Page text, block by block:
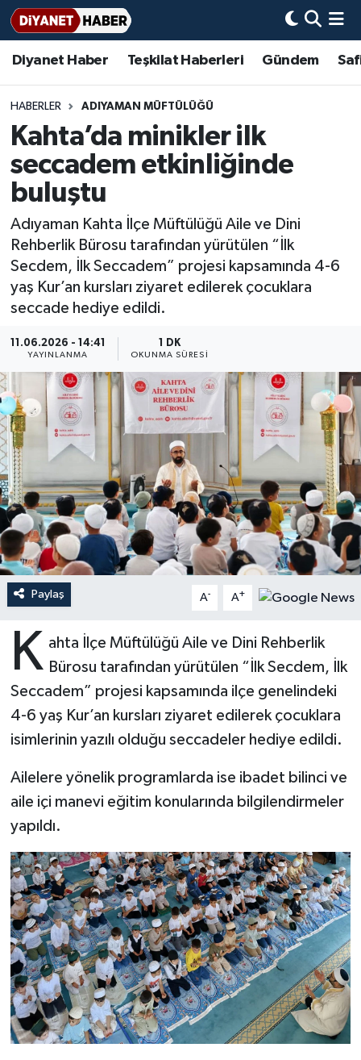
Diyanet Haber Teşkilat Haberleri Gündem
HABERLER ADIYAMAN MÜFTÜLÜĞÜ
Kahta’da minikler ilk
seccadem etkinliğinde
buluştu
Adıyaman Kahta İlçe Müftülüğü Aile ve Dini
Rehberlik Bürosu tarafından yürütülen “İlk
Secdem, İlk Seccadem” projesi kapsamında 4-6
yaş Kur’an kursları ziyaret edilerek çocuklara
seccade hediye edildi.
11.06.2026 - 14:41
YAYINLANMA
1 DK
OKUNMA SÜRESI
Paylaş A- A+
K ahta İlçe Müftülüğü Aile ve Dini Rehberlik
Bürosu tarafından yürütülen “İlk Secdem, İlk
Seccadem” projesi kapsamında ilçe genelindeki
4-6 yaş Kur’an kursları ziyaret edilerek çocuklara
isimlerinin yazılı olduğu seccadeler hediye edildi.
Ailelere yönelik programlarda ise ibadet bilinci ve
aile içi manevi eğitim konularında bilgilendirmeler
yapıldı.
Diyanet Haber
Teşkilat Haberleri
Adana Müftülüğü
Adıyaman Müftülüğü
Afyonkarahisar Müftülüğü
Ağrı Müftülüğü
Aksaray Müftülüğü
Amasya Müftülüğü
Ankara Müftülüğü
Antalya Müftülüğü
Ardahan Müftülüğü
Artvin Müftülüğü
Aydın Müftülüğü
Balıkesir Müftülüğü
Bartın Müftülüğü
Batman Müftülüğü
Bayburt Müftülüğü
Bingöl Müftülüğü
Bolu Müftülüğü
Bursa Müftülüğü
Çanakkale Müftülüğü
Çankırı Müftülüğü
Çorum Müftülüğü
Denizli Müftülüğü
Gündem
#Keşfet
Bir Ayet
Bir Hikaye
Biyografiler
Dini kavramlar
Diyanet Bilgi
Diyanet Takvimi
Dualar
Hadislerle İslam
Kudüs
Kurban
Peygamberimizin Hayatı
Ramazan
Sahabeler
Zekat
Basında Bugün
DİYANET eKİTAP
Diyanet Dergi
Aile Dergisi
Aylık Dergi
TDV
Hutbeler
DİYANET AKADEMİ
DİYANET GENÇLİK
DİYANET RADYO/TV
DEPREM
Dünya
Eğitim
İmam Hatip Okulları
Aile
Makaleler
Başmakale
Duyurular
Podcast
Hadis-i Şerifler
Hayat Okumaları
Bilim, Teknoloji
Biyografiler
Diyanet TV
Nöbetçi Eczaneler
Hava Durumu
Ankara Namaz Vakitleri
Trafik Durumu
Süper Lig Puan Durumu ve Fikstür
Tüm Manşetler
Son Dakika Haberleri
Haber Arşivi